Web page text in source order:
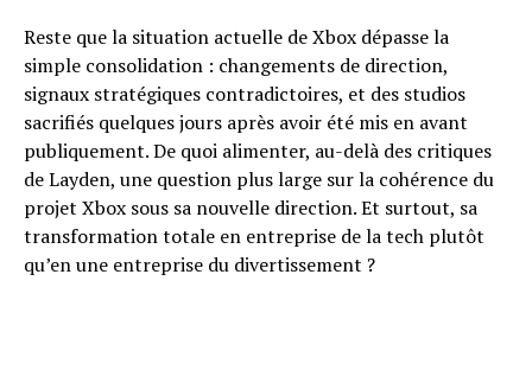
Reste que la situation actuelle de Xbox dépasse la
simple consolidation : changements de direction,
signaux stratégiques contradictoires, et des studios
sacrifiés quelques jours après avoir été mis en avant
publiquement. De quoi alimenter, au-delà des critiques
de Layden, une question plus large sur la cohérence du
projet Xbox sous sa nouvelle direction. Et surtout, sa
transformation totale en entreprise de la tech plutôt
qu’en une entreprise du divertissement ?